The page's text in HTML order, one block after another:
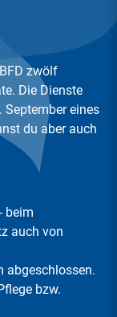
zwölf
Die Dienste
eines
du aber auch
beim
auch von
abgeschlossen.
bzw.